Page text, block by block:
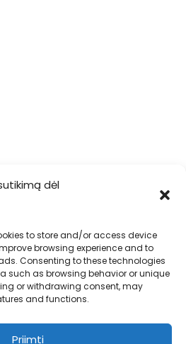
dėl
to store and/or access device
browsing experience and to
Consenting to these technologies
such as browsing behavior or unique
or withdrawing consent, may
and functions.
Priimti